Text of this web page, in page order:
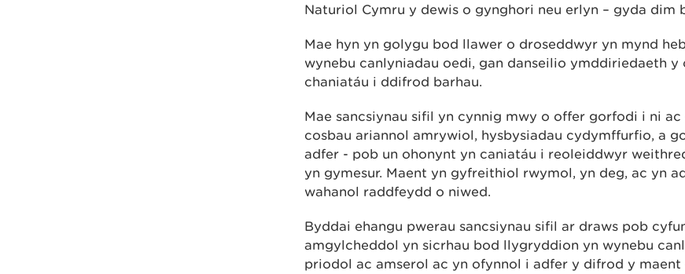
Naturiol Cymru y dewis o gynghori neu erlyn – gyda dim
Mae hyn yn golygu bod llawer o droseddwyr yn mynd
wynebu canlyniadau oedi, gan danseilio ymddiriedaeth y
chaniatáu i ddifrod barhau.
Mae sancsiynau sifil yn cynnig mwy o offer gorfodi i ni ac
cosbau ariannol amrywiol, hysbysiadau cydymffurfio, a
adfer - pob un ohonynt yn caniatáu i reoleiddwyr
yn gymesur. Maent yn gyfreithiol rwymol, yn deg, ac yn
wahanol raddfeydd o niwed.
Byddai ehangu pwerau sancsiynau sifil ar draws pob
amgylcheddol yn sicrhau bod llygryddion yn wynebu
priodol ac amserol ac yn ofynnol i adfer y difrod y maent